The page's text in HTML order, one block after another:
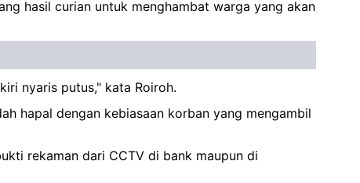
hasil curian untuk menghambat warga yang akan
nyaris putus," kata Roiroh.
hapal dengan kebiasaan korban yang mengambil
rekaman dari CCTV di bank maupun di